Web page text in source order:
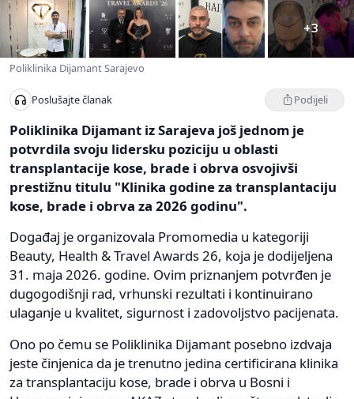
+3
Poliklinika Dijamant Sarajevo
Poslušajte članak Podijeli
Poliklinika Dijamant iz Sarajeva još jednom je
potvrdila svoju lidersku poziciju u oblasti
transplantacije kose, brade i obrva osvojivši
prestižnu titulu "Klinika godine za transplantaciju
kose, brade i obrva za 2026 godinu".
Događaj je organizovala Promomedia u kategoriji
Beauty, Health & Travel Awards 26, koja je dodijeljena
31. maja 2026. godine. Ovim priznanjem potvrđen je
dugogodišnji rad, vrhunski rezultati i kontinuirano
ulaganje u kvalitet, sigurnost i zadovoljstvo pacijenata.
Ono po čemu se Poliklinika Dijamant posebno izdvaja
jeste činjenica da je trenutno jedina certificirana klinika
za transplantaciju kose, brade i obrva u Bosni i